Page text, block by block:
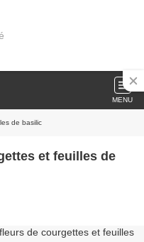
MENU
de basilic
et feuilles de